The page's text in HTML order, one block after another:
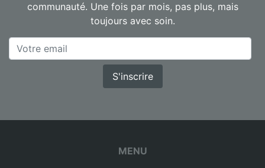
communauté. Une fois par mois, pas plus, mais
toujours avec soin.
S'inscrire
MENU